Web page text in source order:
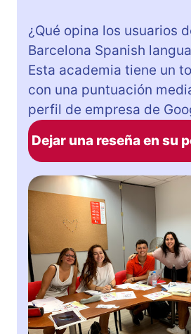
¿Qué opina los usuarios
Barcelona Spanish
Esta academia tiene un
con una puntuación
perfil de empresa de
Dejar una reseña en su